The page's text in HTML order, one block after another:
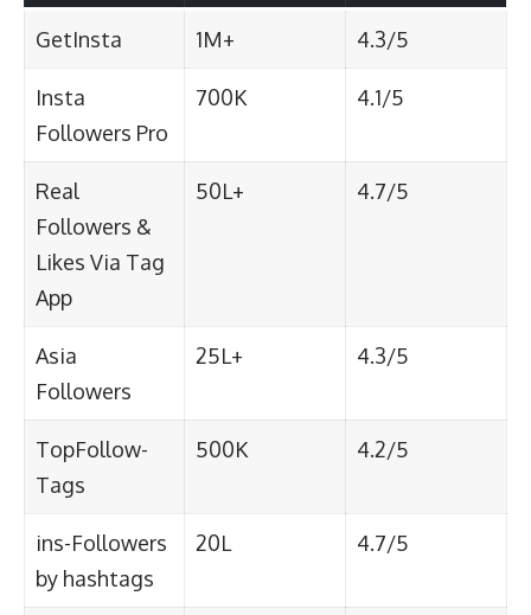
GetInsta 1M+ 4.3/5
Insta
Followers Pro
700K 4.1/5
Real
Followers &
Likes Via Tag
App
50L+ 4.7/5
Asia
Followers
25L+ 4.3/5
TopFollow-
Tags
500K 4.2/5
ins-Followers
by hashtags
20L 4.7/5